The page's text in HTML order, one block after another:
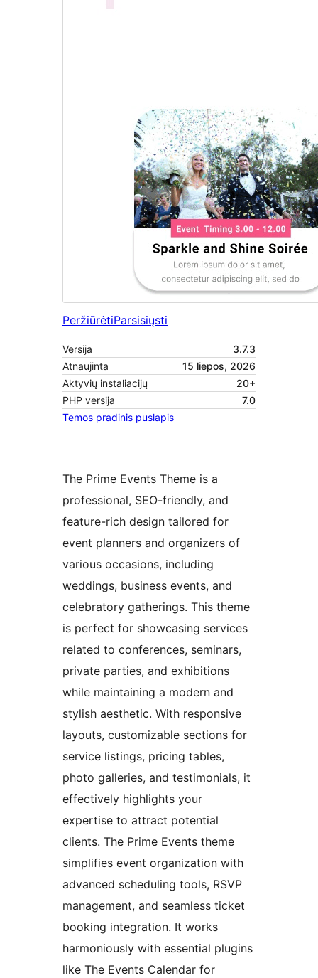
PeržiūrėtiParsisiųsti
Versija
3.7.3
Atnaujinta
15 liepos, 2026
Aktyvių instaliacijų
20+
PHP versija
7.0
Temos pradinis puslapis
The Prime Events Theme is a
professional, SEO-friendly, and
feature-rich design tailored for
event planners and organizers of
various occasions, including
weddings, business events, and
celebratory gatherings. This theme
is perfect for showcasing services
related to conferences, seminars,
private parties, and exhibitions
while maintaining a modern and
stylish aesthetic. With responsive
layouts, customizable sections for
service listings, pricing tables,
photo galleries, and testimonials, it
effectively highlights your
expertise to attract potential
clients. The Prime Events theme
simplifies event organization with
advanced scheduling tools, RSVP
management, and seamless ticket
booking integration. It works
harmoniously with essential plugins
like The Events Calendar for